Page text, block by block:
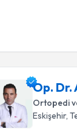
Op. Dr.
Ortopedi
Eskişehir,